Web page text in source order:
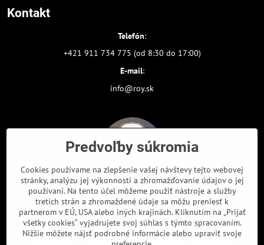
Kontakt
Telefón:
+421 911 734 775 (od 8:30 do 17:00)
E-mail:
info@roy.sk
Odkazy
Predvoľby súkromia
Cookies používame na zlepšenie vašej návštevy tejto webovej
stránky, analýzu jej výkonnosti a zhromažďovanie údajov o jej
používaní. Na tento účel môžeme použiť nástroje a služby
tretích strán a zhromaždené údaje sa môžu preniesť k
partnerom v EÚ, USA alebo iných krajinách. Kliknutím na „Prijať
všetky cookies“ vyjadrujete svoj súhlas s týmto spracovaním.
Nižšie môžete nájsť podrobné informácie alebo upraviť svoje